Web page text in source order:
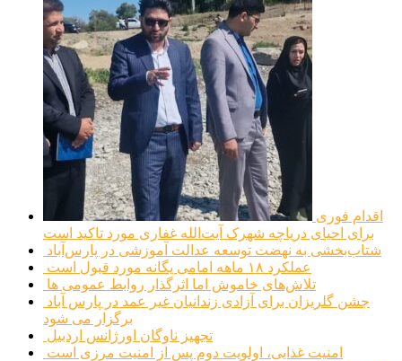
برای احیای دریاچه شهرک آیت‌الله غفاری مورد تاکید است
شتاب‌بخشی به نهضت توسعه عدالت آموزشی در پارس‌آباد
عملکرد ۱۸ ماهه امامی یگانه مورد قبول است
تلاش‌های خاموش اما اثرگذار روابط عمومی ها
برگزار می شود
تجهیز ناوگان اورژانس اردبیل
امنیت غذایی، اولویت دوم پس از امنیت مرزی است